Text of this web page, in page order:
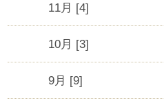
11月 [4]
10月 [3]
9月 [9]